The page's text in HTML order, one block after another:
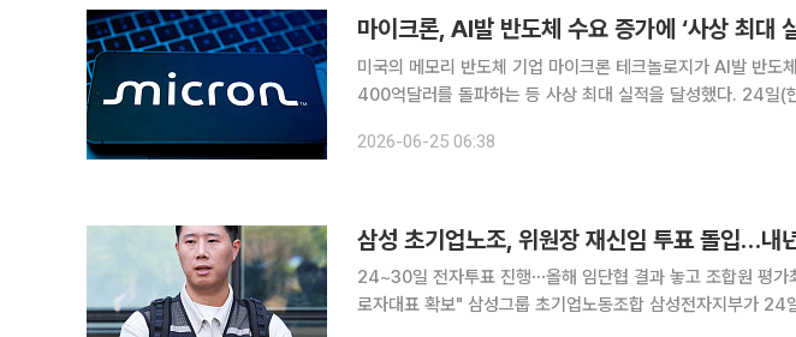
미국의 메모리 반도체 기업 마이크론 테크놀로지가 AI발 반도
400억달러를 돌파하는 등 사상 최대 실적을 달성했다. 24일(현지시간) CNBC에 따르면 마이크론
이는 전년 동기(93억100만달러) 대비 4.5배 급증
2026-06-25 06:38
삼성 초기업노조, 위원장 재신임 투표 돌입…내
24~30일 전자투표 진행⋯올해 임단협 결과 놓고 조합원 평가
로자대표 확보" 삼성그룹 초기업노동조합 삼성전자지부가 24일 위원장 재신임 투표에 돌입했다.